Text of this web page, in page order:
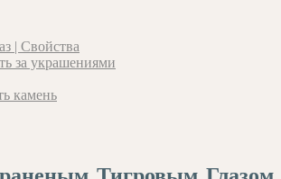
| Свойства
за украшениями
камень